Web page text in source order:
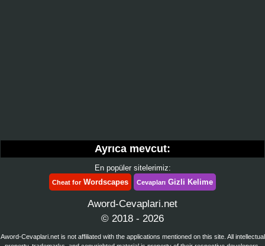
Ayrıca mevcut:
En popüler sitelerimiz:
Cheat forWordscapes Cevapları Gizli Kelime
Aword-Cevaplari.net
© 2018 - 2026
Aword-Cevaplari.net is not affiliated with the applications mentioned on this site. All intellectual